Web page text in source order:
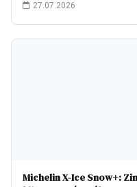
27.07.2026
Michelin X-Ice Snow+: